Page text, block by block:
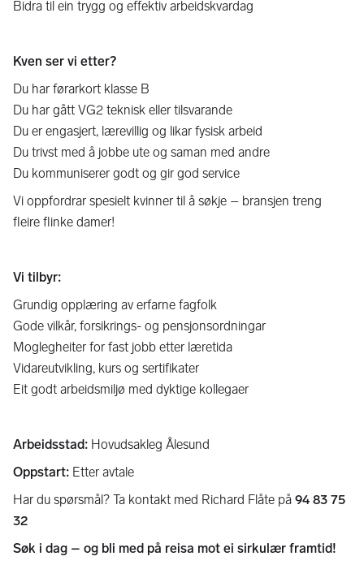
Bidra til ein trygg og effektiv arbeidskvardag
Kven ser vi etter?
Du har førarkort klasse B
Du har gått VG2 teknisk eller tilsvarande
Du er engasjert, lærevillig og likar fysisk arbeid
Du trivst med å jobbe ute og saman med andre
Du kommuniserer godt og gir god service
Vi oppfordrar spesielt kvinner til å søkje – bransjen treng
fleire flinke damer!
Vi tilbyr:
Grundig opplæring av erfarne fagfolk
Gode vilkår, forsikrings- og pensjonsordningar
Moglegheiter for fast jobb etter læretida
Vidareutvikling, kurs og sertifikater
Eit godt arbeidsmiljø med dyktige kollegaer
Arbeidsstad: Hovudsakleg Ålesund
Oppstart: Etter avtale
Har du spørsmål? Ta kontakt med Richard Flåte på 94 83 75
32
Søk i dag – og bli med på reisa mot ei sirkulær framtid!